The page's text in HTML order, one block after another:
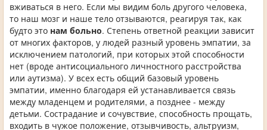
вживаться в него. Если мы видим боль другого человека,
то наш мозг и наше тело отзываются, реагируя так, как
будто это нам больно. Степень ответной реакции зависит
от многих факторов, у людей разный уровень эмпатии, за
исключением патологий, при которых этой способности
нет (вроде антисоциального личностного расстройства
или аутизма). У всех есть общий базовый уровень
эмпатии, именно благодаря ей устанавливается связь
между младенцем и родителями, а позднее - между
детьми. Сострадание и сочувствие, способность прощать,
входить в чужое положение, отзывчивость, альтруизм,